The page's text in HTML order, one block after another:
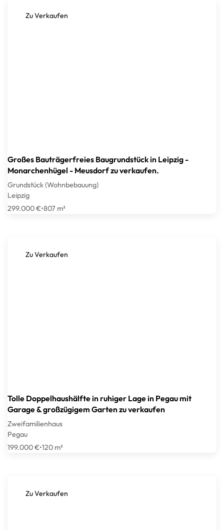
Zu Verkaufen
Großes Bauträgerfreies Baugrundstück in Leipzig -
Monarchenhügel - Meusdorf zu verkaufen.
Grundstück (Wohnbebauung)
Leipzig
299.000 €•807 m²
Zu Verkaufen
Tolle Doppelhaushälfte in ruhiger Lage in Pegau mit
Garage & großzügigem Garten zu verkaufen
Zweifamilienhaus
Pegau
199.000 €•120 m²
Zu Verkaufen